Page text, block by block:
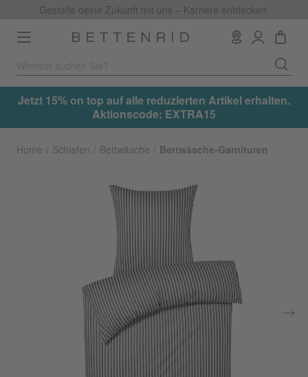
Gestalte deine Zukunft mit uns – Karriere entdecken.
Toggle
navigation
Jetzt 15% on top auf alle reduzierten Artikel erhalten.
Aktionscode: EXTRA15
Home Schlafen Bettwäsche Bettwäsche-Garnituren